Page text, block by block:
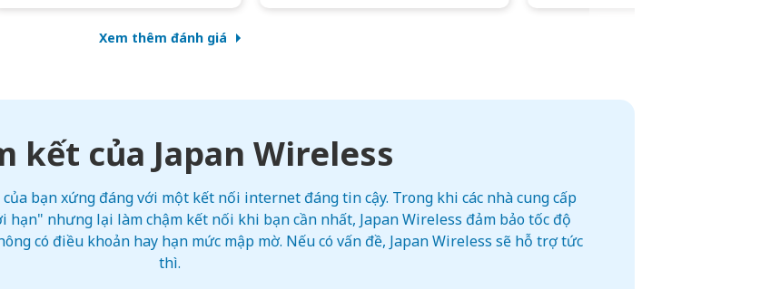
Xem thêm đánh giá
kết của Japan Wireless
bạn xứng đáng với một kết nối internet đáng tin cậy. Trong khi các nhà cung cấp
hạn" nhưng lại làm chậm kết nối khi bạn cần nhất, Japan Wireless đảm bảo tốc độ
có điều khoản hay hạn mức mập mờ. Nếu có vấn đề, Japan Wireless sẽ hỗ trợ tức
thì.